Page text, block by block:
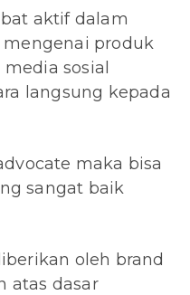
aktif dalam
produk
sosial
langsung kepada
maka bisa
sangat baik
oleh brand
atas dasar